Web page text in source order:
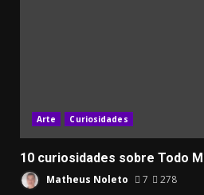
Arte Curiosidades
10 curiosidades sobre Todo
Matheus Noleto 7 278